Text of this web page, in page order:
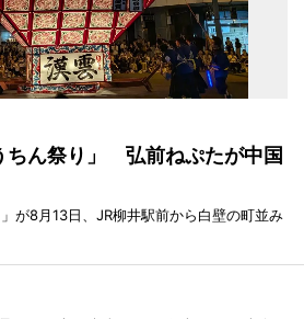
ちん祭り」 弘前ねぷたが中国
が8月13日、JR柳井駅前から白壁の町並み